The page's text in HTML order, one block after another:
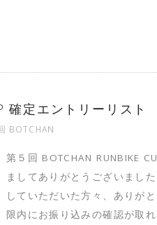
定エントリーリスト
BOTCHAN
第５回 BOTCHAN RUNBIKE
ましてありがとうございまし
していただいた方々、ありが
限内にお振り込みの確認が取